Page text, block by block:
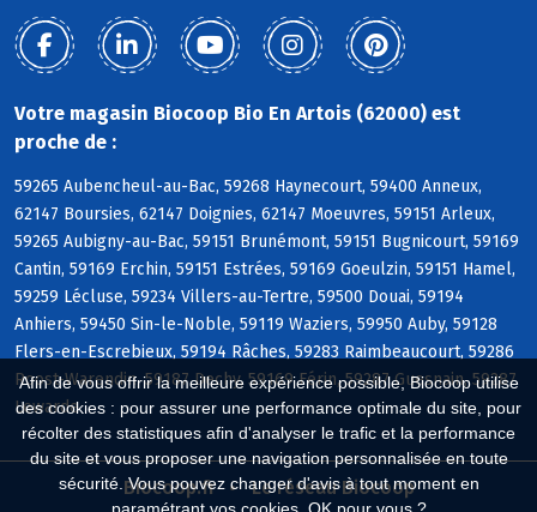
Afin de vous offrir la meilleure expérience possible, Biocoop utilise
des cookies : pour assurer une performance optimale du site, pour
récolter des statistiques afin d'analyser le trafic et la performance
du site et vous proposer une navigation personnalisée en toute
sécurité. Vous pouvez changer d'avis à tout moment en
Votre magasin Biocoop Bio En Artois (62000) est
proche de :
59265 Aubencheul-au-Bac, 59268 Haynecourt, 59400 Anneux,
62147 Boursies, 62147 Doignies, 62147 Moeuvres, 59151 Arleux,
59265 Aubigny-au-Bac, 59151 Brunémont, 59151 Bugnicourt, 59169
Cantin, 59169 Erchin, 59151 Estrées, 59169 Goeulzin, 59151 Hamel,
59259 Lécluse, 59234 Villers-au-Tertre, 59500 Douai, 59194
Anhiers, 59450 Sin-le-Noble, 59119 Waziers, 59950 Auby, 59128
Flers-en-Escrebieux, 59194 Râches, 59283 Raimbeaucourt, 59286
Roost-Warendin, 59187 Dechy, 59169 Férin, 59287 Guesnain, 59287
Lewarde
Biocoop.fr
Le réseau Biocoop